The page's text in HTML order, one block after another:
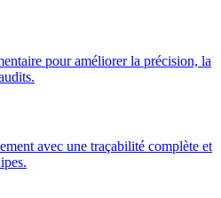
pour améliorer la précision, la
avec une traçabilité complète et